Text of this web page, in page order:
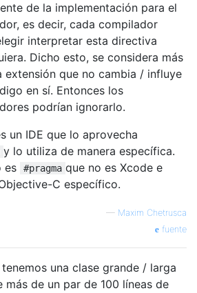
de la implementación para el
es decir, cada compilador
interpretar esta directiva
Dicho esto, se considera más
extensión que no cambia / influye
en sí. Entonces los
podrían ignorarlo.
un IDE que lo aprovecha
y lo utiliza de manera específica.
es
#pragma que no es Xcode e
C específico.
— Maxim Chetrusca
fuente
una clase grande / larga
más de un par de 100 líneas de